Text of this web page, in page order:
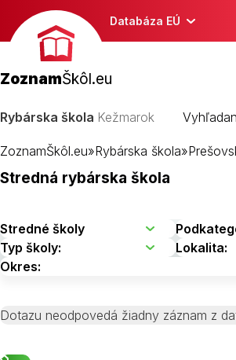
Databáza EÚ
ZoznamŠkôl.eu
Rybárska škola Kežmarok
ZoznamŠkôl.eu»Rybárska škola»
Stredná rybárska škola
Dotazu neodpovedá žiadny záznam z